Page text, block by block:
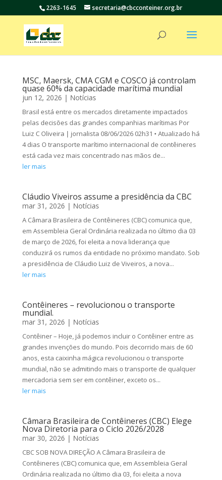
2263-1645 secretaria@cbcconteiner.org.br
MSC, Maersk, CMA CGM e COSCO já controlam
quase 60% da capacidade marítima mundial
jun 12, 2026 | Notícias
Brasil está entre os mercados diretamente impactados
pelas decisões das grandes companhias marítimas Por
Luiz C Oliveira | jornalista 08/06/2026 02h31 • Atualizado há
4 dias O transporte marítimo internacional de contêineres
está cada vez mais concentrado nas mãos de...
ler mais
Cláudio Viveiros assume a presidência da CBC
mar 31, 2026 | Notícias
A Câmara Brasileira de Contêineres (CBC) comunica que,
em Assembleia Geral Ordinária realizada no último dia 03
de março de 2026, foi eleita a nova liderança que
conduzirá os rumos da entidade no próximo mandato. Sob
a presidência de Cláudio Luiz de Viveiros, a nova...
ler mais
Contêineres – revolucionou o transporte
mundial.
mar 31, 2026 | Notícias
Contêiner – Hoje, já podemos incluir o Contêiner entre as
grandes invenções do mundo. Pois decorrido mais de 60
anos, esta caixinha mágica revolucionou o transporte
mundial, não se admitindo mais o transporte de qualquer
mercadoria sem ser em contêiner, exceto os...
ler mais
Câmara Brasileira de Contêineres (CBC) Elege
Nova Diretoria para o Ciclo 2026/2028
mar 30, 2026 | Notícias
CBC SOB NOVA DIREÇÃO A Câmara Brasileira de
Contêineres (CBC) comunica que, em Assembleia Geral
Ordinária realizada no último dia 03, foi eleita a nova